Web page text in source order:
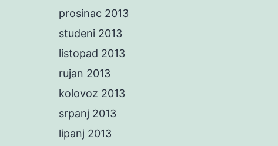
prosinac 2013
studeni 2013
listopad 2013
rujan 2013
kolovoz 2013
srpanj 2013
lipanj 2013